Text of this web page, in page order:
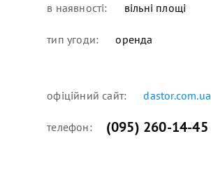
в наявності: вільні площі
тип угоди: оренда
офіційний сайт: dastor.com.ua
телефон: (095) 260-14-45